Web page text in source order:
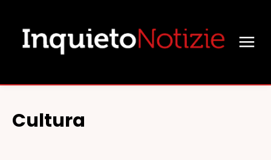
Cultura